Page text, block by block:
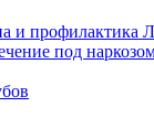
и профилактика
под